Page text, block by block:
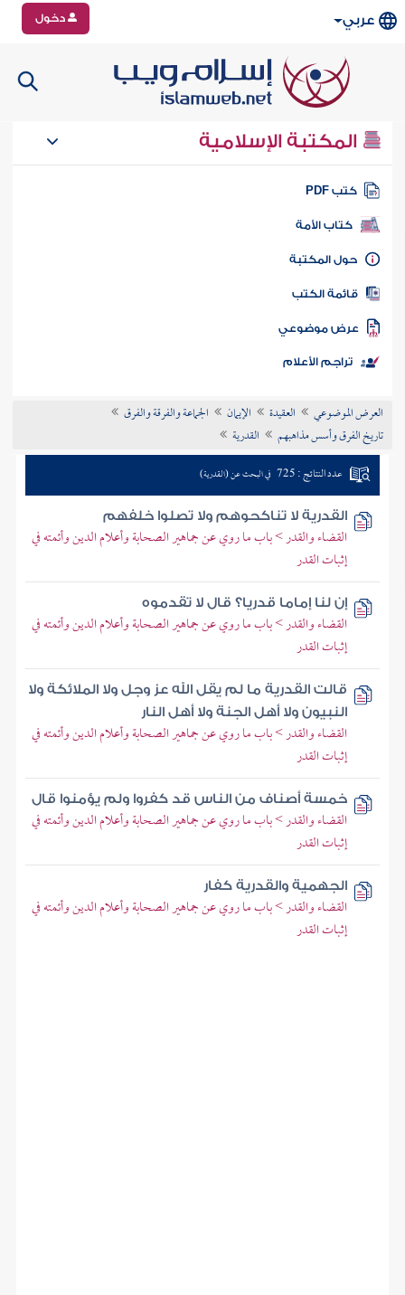
عربي دخول
المكتبة الإسلامية
كتب PDF
كتاب الأمة
المكتبة
الكتب
موضوعي
تراجم الأعلام
العرض الموضوعي العقيدة الإيمان
الجماعة والفرقة والفرق
تاريخ الفرق وأسس مذاهبهم
القدرية
عدد النتائج : 725 في البحث عن (القدرية)
القدرية لا تناكحوهم ولا تصلوا خلفهم
القضاء والقدر > باب ما روي عن جماهير الصحابة وأعلام الدين وأئمته في
إثبات القدر
إن لنا إماما قدريا؟ قال لا تقدموه
القضاء والقدر > باب ما روي عن جماهير الصحابة وأعلام الدين وأئمته في
إثبات القدر
قالت القدرية ما لم يقل الله عز وجل ولا الملائكة ولا
النبيون ولا أهل الجنة ولا أهل النار
القضاء والقدر > باب ما روي عن جماهير الصحابة وأعلام الدين وأئمته في
إثبات القدر
خمسة أصناف من الناس قد كفروا ولم يؤمنوا قال
القضاء والقدر > باب ما روي عن جماهير الصحابة وأعلام الدين وأئمته في
إثبات القدر
الجهمية والقدرية كفار
القضاء والقدر > باب ما روي عن جماهير الصحابة وأعلام الدين وأئمته في
إثبات القدر